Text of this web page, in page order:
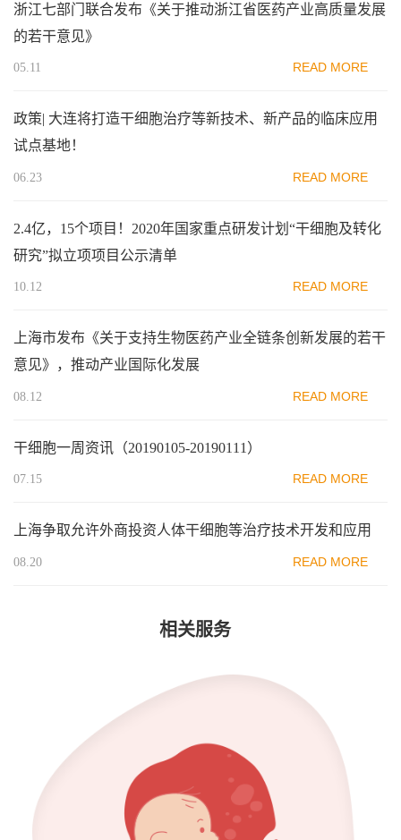
浙江七部门联合发布《关于推动浙江省医药产业高质量发展
的若干意见》
05.11 READ MORE
政策| 大连将打造干细胞治疗等新技术、新产品的临床应用
试点基地！
06.23 READ MORE
2.4亿，15个项目！2020年国家重点研发计划“干细胞及转化
研究”拟立项项目公示清单
10.12 READ MORE
上海市发布《关于支持生物医药产业全链条创新发展的若干
意见》，推动产业国际化发展
08.12 READ MORE
干细胞一周资讯（20190105-20190111）
07.15 READ MORE
上海争取允许外商投资人体干细胞等治疗技术开发和应用
08.20 READ MORE
相关服务